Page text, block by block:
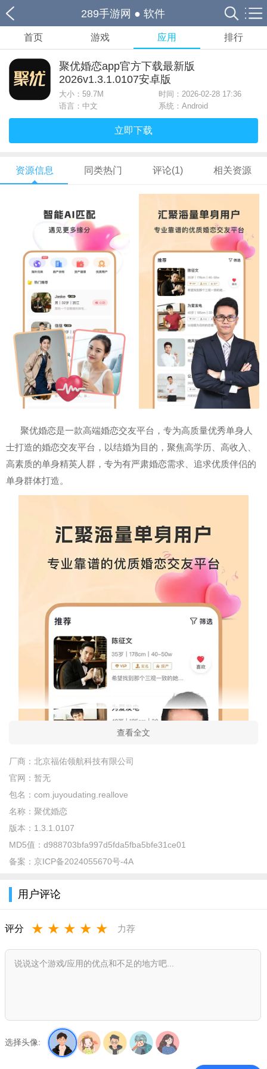
289手游网 ● 软件
首页 游戏 应用 排行
聚优婚恋app官方下载最新版
2026v1.3.1.0107安卓版
大小： 59.7M
时间：2026-02-28 17:36
语言：中文
系统：Android
立即下载
资源信息 同类热门 评论(1) 相关资源
聚优婚恋是一款高端婚恋交友平台，专为高质量优秀单身人
士打造的婚恋交友平台，以结婚为目的，聚焦高学历、高收入、
高素质的单身精英人群，专为有严肃婚恋需求、追求优质伴侣的
单身群体打造。
3、设置“热门推荐”“优质用户”“海外归来”“资产雄厚”等标签板
块，聚合特定优势用户，方便用户快速浏览高潜力对象，无需逐
查看全文
厂商： 北京福佑领航科技有限公司
官网： 暂无
包名： com.juyoudating.reallove
名称： 聚优婚恋
版本： 1.3.1.0107
MD5值： d988703bfa997d5fda5fba5bfe31ce01
备案： 京ICP备2024055670号-4A
用户评论
评分 ★ ★ ★ ★ ★ 力荐
选择头像: